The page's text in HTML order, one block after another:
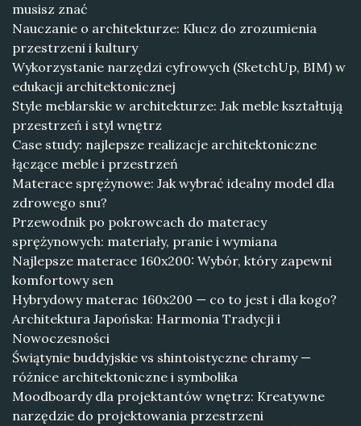
musisz znać
Nauczanie o architekturze: Klucz do zrozumienia
przestrzeni i kultury
Wykorzystanie narzędzi cyfrowych (SketchUp, BIM) w
edukacji architektonicznej
Style meblarskie w architekturze: Jak meble kształtują
przestrzeń i styl wnętrz
Case study: najlepsze realizacje architektoniczne
łączące meble i przestrzeń
Materace sprężynowe: Jak wybrać idealny model dla
zdrowego snu?
Przewodnik po pokrowcach do materacy
sprężynowych: materiały, pranie i wymiana
Najlepsze materace 160x200: Wybór, który zapewni
komfortowy sen
Hybrydowy materac 160x200 — co to jest i dla kogo?
Architektura Japońska: Harmonia Tradycji i
Nowoczesności
Świątynie buddyjskie vs shintoistyczne chramy —
różnice architektoniczne i symbolika
Moodboardy dla projektantów wnętrz: Kreatywne
narzędzie do projektowania przestrzeni